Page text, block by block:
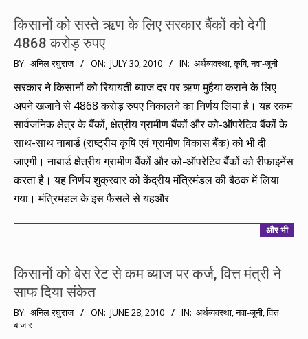
किसानों को सस्ते ऋण के लिए सरकार बैंकों को देगी
4868 करोड़ रुपए
2010-
BY: अनिल रघुराज ON: JULY 30, 2010 IN: अर्थव्यवस्था,कृषि,नवा-जूनी
सरकार ने किसानों को रियायती ब्याज दर पर ऋण मुहैया कराने के लिए
अपने खजाने से 4868 करोड़ रुपए निकालने का निर्णय लिया है। यह रकम
सार्वजनिक क्षेत्र के बैंकों, क्षेत्रीय ग्रामीण बैंकों और को-ऑपरेटिव बैंकों के
साथ-साथ नाबार्ड (राष्ट्रीय कृषि एवं ग्रामीण विकास बैंक) को भी दी
जाएगी। नाबार्ड क्षेत्रीय ग्रामीण बैंकों और को-ऑपरेटिव बैंकों को रीफाइनेंस
करता है। यह निर्णय शुक्रवार को केंद्रीय मंत्रिमंडल की बैठक में लिया
गया। मंत्रिमंडल के इस फैसले से यहऔर
और भी
किसानों को बेस रेट से कम ब्याज पर कर्ज, वित्त मंत्री ने
साफ दिया संकेत
2010-
06-
BY: अनिल रघुराज ON: JUNE 28, 2010 IN: अर्थव्यवस्था,नवा-जूनी,वित्त
बाजार